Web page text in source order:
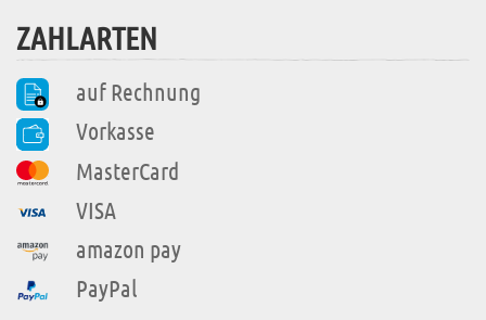
ZAHLARTEN
auf Rechnung
Vorkasse
MasterCard
VISA
amazon pay
PayPal